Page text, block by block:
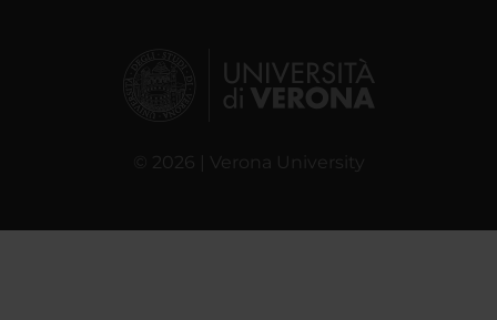
© 2026 | Verona University